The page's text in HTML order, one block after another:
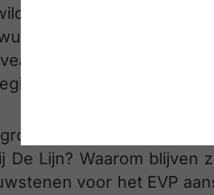
we nagaan hoe
focusgroepen
Elke focusgroep
hebben we een
De Lijn? Waarom blijven
voor het EVP